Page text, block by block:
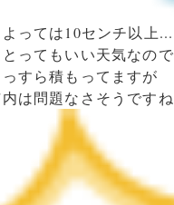
っては10センチ以上...
ってもいい天気なので
すら積もってますが
は問題なさそうですね